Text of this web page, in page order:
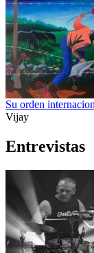
Su orden
Vijay
Entrevistas